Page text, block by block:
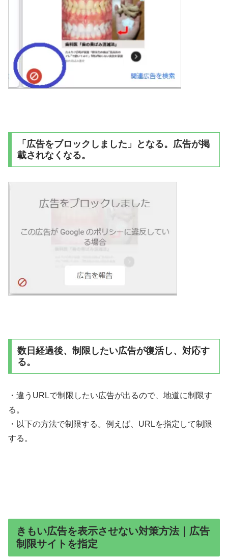
「広告をブロックしました」となる。広告が掲
載されなくなる。
数日経過後、制限したい広告が復活し、対応す
る。
・違うURLで制限したい広告が出るので、地道に制限す
る。
・以下の方法で制限する。例えば、URLを指定して制限
する。
きもい広告を表示させない対策方法｜広告
制限サイトを指定